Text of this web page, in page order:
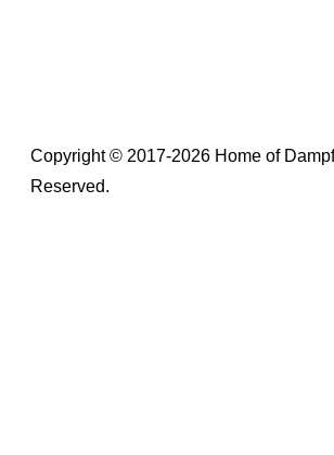
Copyright © 2017-2026 Home of
Reserved.